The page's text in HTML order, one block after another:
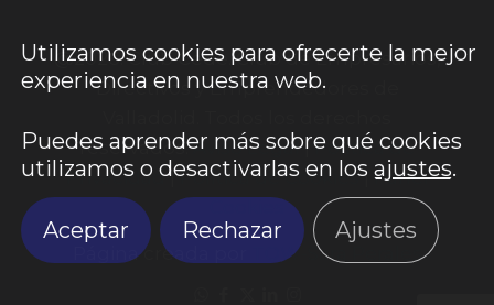
@2026. Club Cede. Club de Empresarios,
Directivos y Emprendedores de
reservados.Aviso Legal|Política de
Privacidad|Política de Cookies| Panel
Página creada por TOW-Sara Perales
Utilizamos cookies para ofrecerte la mejor
experiencia en nuestra web.
Puedes aprender más sobre qué cookies
utilizamos o desactivarlas en los ajustes.
Aceptar Rechazar Ajustes